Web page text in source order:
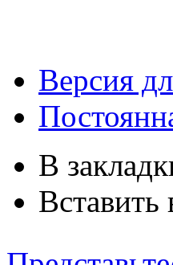
Версия
В
Вставить